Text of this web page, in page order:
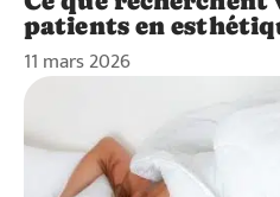
patients en
11 mars 2026